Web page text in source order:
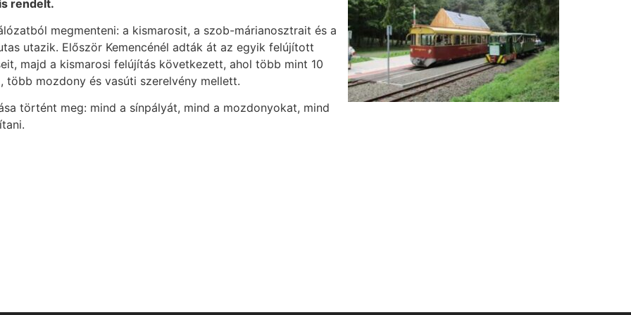
rendelt.
megmenteni: a kismarosit, a szob-márianosztrait és a
utazik. Először Kemencénél adták át az egyik felújított
majd a kismarosi felújítás következett, ahol több mint 10
mozdony és vasúti szerelvény mellett.
történt meg: mind a sínpályát, mind a mozdonyokat, mind